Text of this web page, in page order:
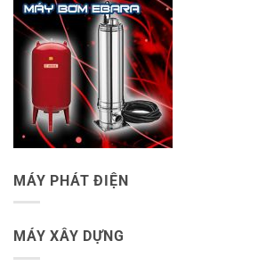
MÁY PHÁT ĐIỆN
MÁY XÂY DỰNG